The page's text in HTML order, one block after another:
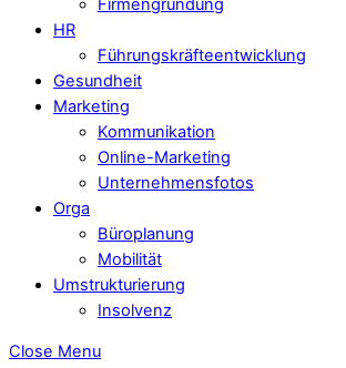
Firmengründung
HR
Führungskräfteentwicklung
Gesundheit
Marketing
Kommunikation
Online-Marketing
Unternehmensfotos
Orga
Büroplanung
Mobilität
Umstrukturierung
Insolvenz
Close Menu